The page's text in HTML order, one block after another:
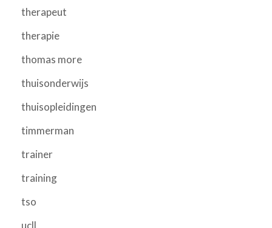
therapeut
therapie
thomas more
thuisonderwijs
thuisopleidingen
timmerman
trainer
training
tso
ucll